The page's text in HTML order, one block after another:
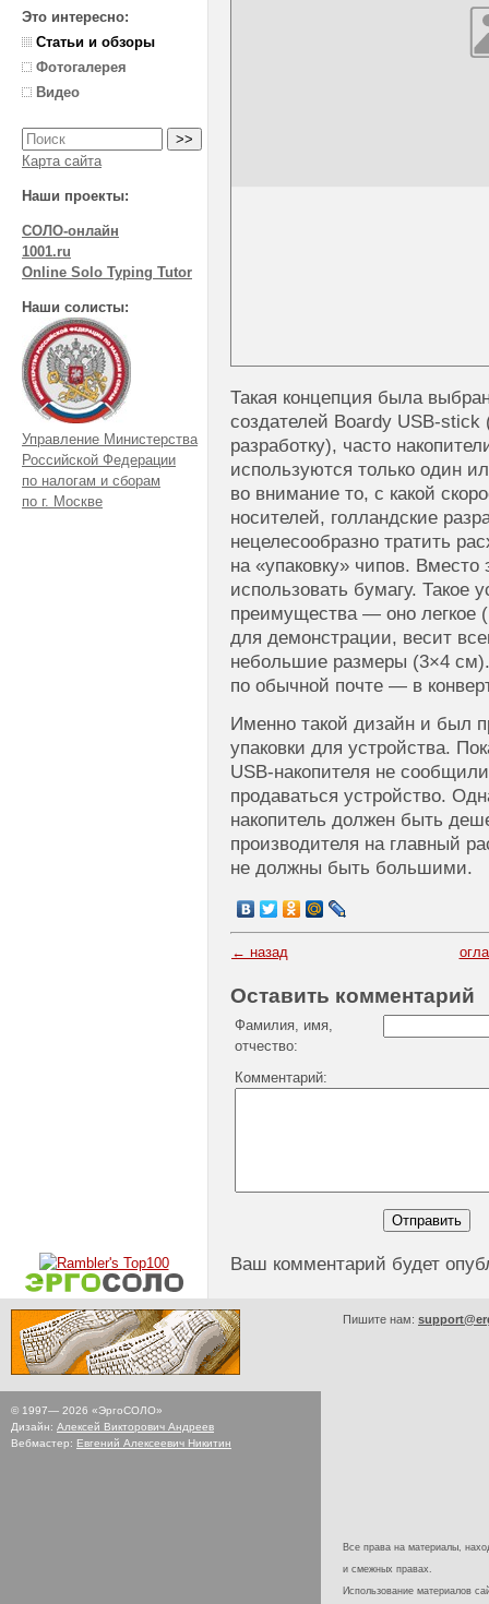
Это интересно:
Статьи и обзоры
Фотогалерея
Видео
Карта сайта
Наши проекты:
СОЛО-онлайн
1001.ru
Online Solo Typing Tutor
Наши солисты:
Управление Министерства
Российской Федерации
по налогам и сборам
по г. Москве
Такая концепция была
создателей Boardy USB-
разработку), часто
используются только один
во внимание то, с какой
носителей, голландские
нецелесообразно тратить
на «упаковку» чипов. Вместо
использовать бумагу. Такое
преимущества — оно легкое
для демонстрации, весит
небольшие размеры (3×4
по обычной почте — в
Именно такой дизайн и был
упаковки для устройства.
USB-накопителя не
продаваться устройство.
накопитель должен быть
производителя на главный
не должны быть большими.
← назад
Оставить комментарий
Фамилия, имя,
отчество:
Комментарий:
Ваш комментарий будет
© 1997— 2026 «ЭргоСОЛО»
Дизайн: Алексей Викторович Андреев
Вебмастер: Евгений Алексеевич Никитин
Пишите нам:
Все права на материалы,
и смежных правах.
Использование материалов